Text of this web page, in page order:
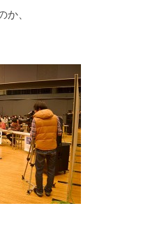
か、